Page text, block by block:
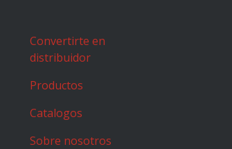
Convertirte en
distribuidor
Productos
Catalogos
Sobre nosotros